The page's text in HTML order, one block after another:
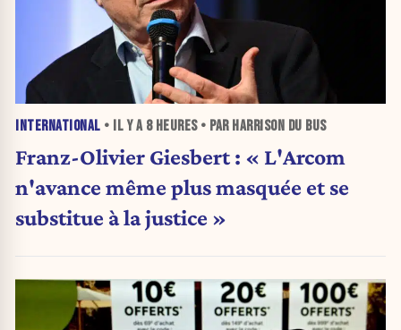
INTERNATIONAL • IL Y A 8 HEURES• PAR HARRISON DU BUS
Franz-Olivier Giesbert : « L'Arcom
n'avance même plus masquée et se
substitue à la justice »